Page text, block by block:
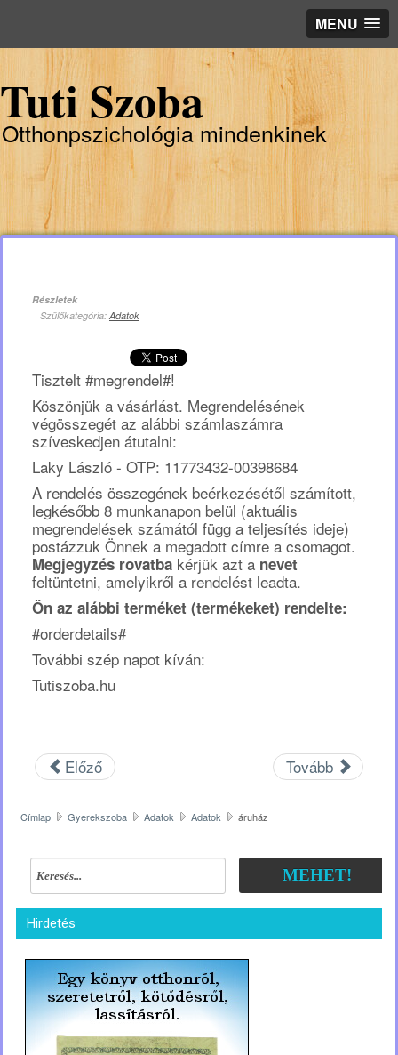
MENU
Tuti Szoba
Otthonpszichológia mindenkinek
Részletek
Szülőkategória: Adatok
Tisztelt #megrendel#!
Köszönjük a vásárlást. Megrendelésének
végösszegét az alábbi számlaszámra
szíveskedjen átutalni:
Laky László - OTP: 11773432-00398684
A rendelés összegének beérkezésétől számított,
legkésőbb 8 munkanapon belül (aktuális
megrendelések számától függ a teljesítés ideje)
postázzuk Önnek a megadott címre a csomagot.
Megjegyzés rovatba kérjük azt a nevet
feltüntetni, amelyikről a rendelést leadta.
Ön az alábbi terméket (termékeket) rendelte:
#orderdetails#
További szép napot kíván:
Tutiszoba.hu
Előző Tovább
Címlap Gyerekszoba Adatok Adatok áruház
MEHET!
Hirdetés